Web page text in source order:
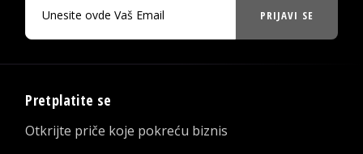
PRIJAVI SE
Pretplatite se
Otkrijte priče koje pokreću biznis